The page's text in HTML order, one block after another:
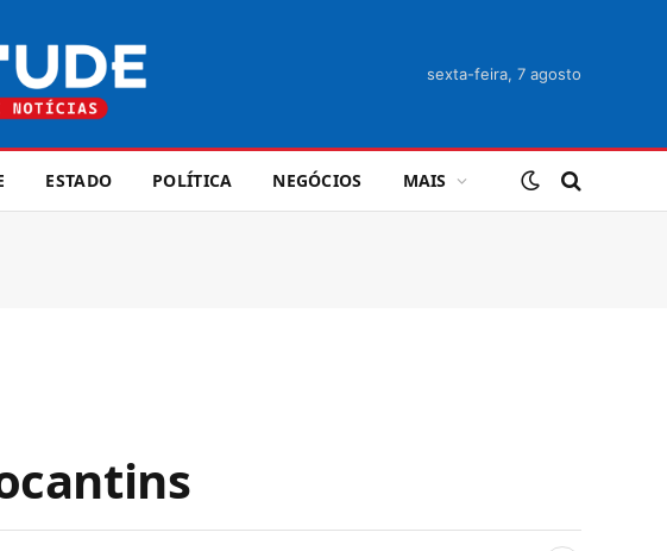
sexta-feira, 7 agosto
ESTADO POLÍTICA NEGÓCIOS MAIS